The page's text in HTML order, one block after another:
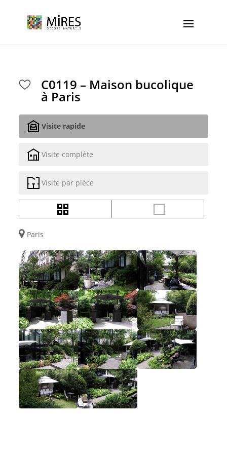
C0119 – Maison bucolique
à Paris
Visite rapide
Visite complète
Visite par pièce
Paris